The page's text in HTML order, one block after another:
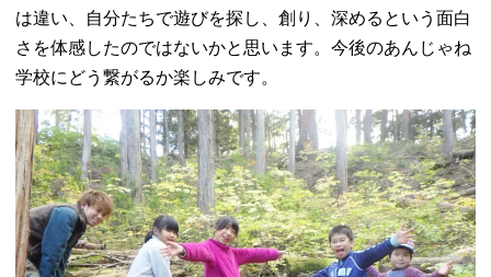
は違い、自分たちで遊びを探し、創り、深めるという面白
さを体感したのではないかと思います。今後のあんじゃね
学校にどう繋がるか楽しみです。